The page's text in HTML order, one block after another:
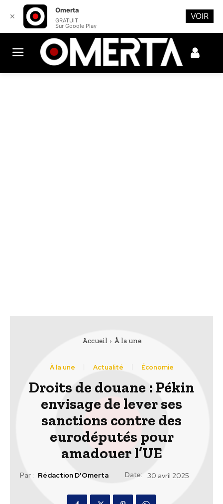
Accueil À la une
À la une Actualité Économie
Droits de douane : Pékin
envisage de lever ses
sanctions contre des
eurodéputés pour
amadouer l’UE
Par : Rédaction D'Omerta Date: 30 avril 2025
✕
Omerta
GRATUIT
Sur Google Play
VOIR